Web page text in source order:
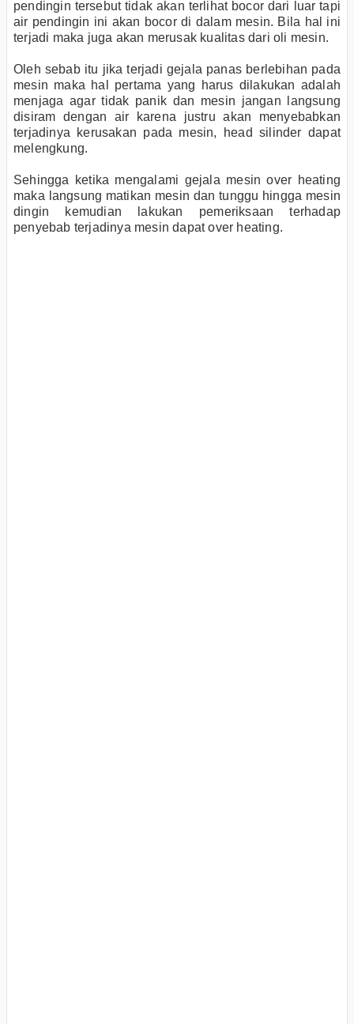
pendingin tersebut tidak akan terlihat bocor dari luar tapi
air pendingin ini akan bocor di dalam mesin. Bila hal ini
terjadi maka juga akan merusak kualitas dari oli mesin.
Oleh sebab itu jika terjadi gejala panas berlebihan pada
mesin maka hal pertama yang harus dilakukan adalah
menjaga agar tidak panik dan mesin jangan langsung
disiram dengan air karena justru akan menyebabkan
terjadinya kerusakan pada mesin, head silinder dapat
melengkung.
Sehingga ketika mengalami gejala mesin over heating
maka langsung matikan mesin dan tunggu hingga mesin
dingin kemudian lakukan pemeriksaan terhadap
penyebab terjadinya mesin dapat over heating.